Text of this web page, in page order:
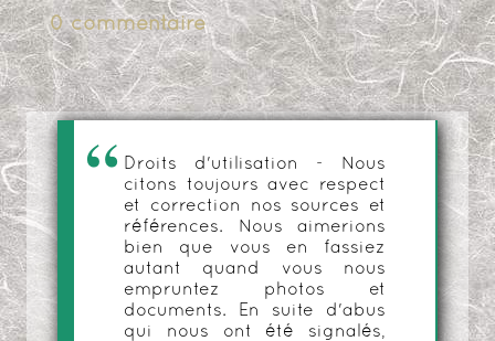
0 commentaire
Droits d'utilisation - Nous
citons toujours avec respect
et correction nos sources et
références. Nous aimerions
bien que vous en fassiez
autant quand vous nous
empruntez photos et
documents. En suite d'abus
qui nous ont été signalés,